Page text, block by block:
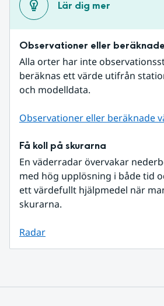
Lär dig mer
Observationer eller
Alla orter har inte
beräknas ett värde utifrån
och modelldata.
Observationer eller beräknade
Få koll på skurarna
En väderradar övervakar
med hög upplösning i både tid
ett värdefullt hjälpmedel när
skurarna.
Radar